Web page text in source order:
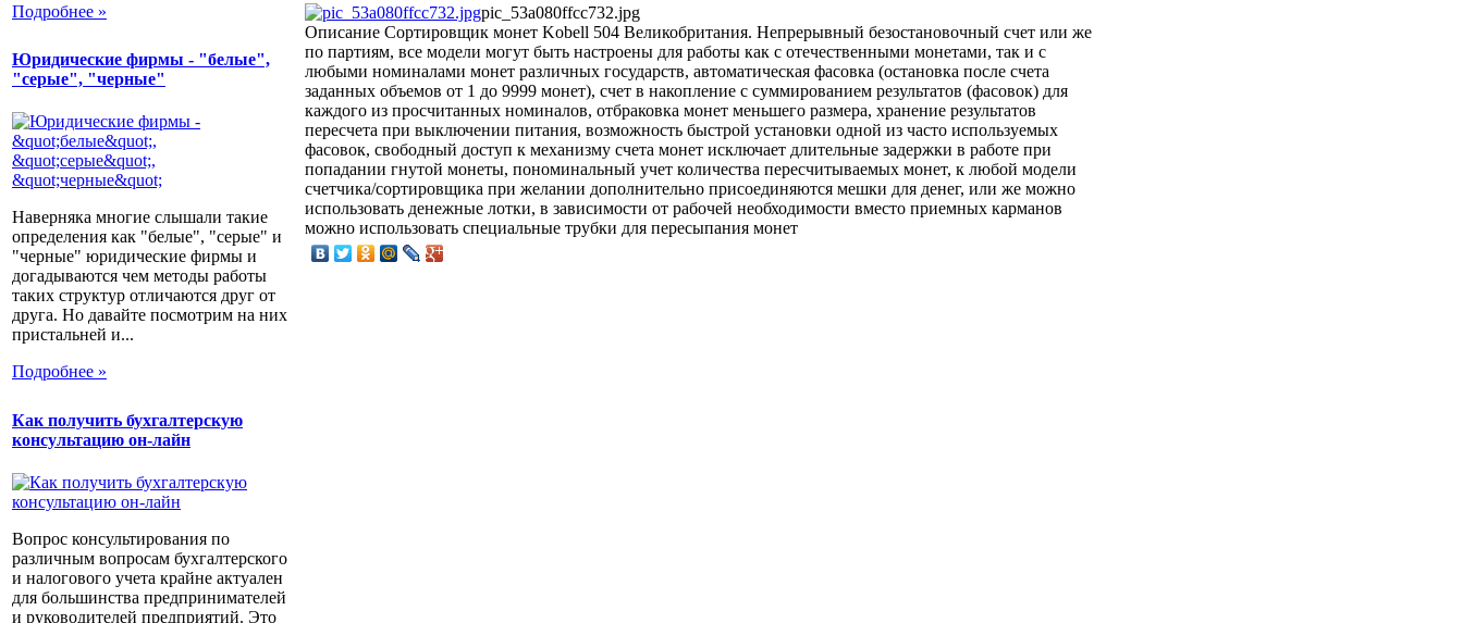
Подробнее »
Юридические фирмы - "белые",
"серые", "черные"
Наверняка многие слышали такие
определения как "белые", "серые" и
"черные" юридические фирмы и
догадываются чем методы работы
таких структур отличаются друг от
друга. Но давайте посмотрим на них
пристальней и...
Подробнее »
Как получить бухгалтерскую
консультацию он-лайн
Вопрос консультирования по
различным вопросам бухгалтерского
и налогового учета крайне актуален
для большинства предпринимателей
и руководителей предприятий. Это
pic_53a080ffcc732.jpg
Описание Сортировщик монет Kobell 504 Великобритания. Непрерывный безостановочный счет или же
по партиям, все модели могут быть настроены для работы как с отечественными монетами, так и с
любыми номиналами монет различных государств, автоматическая фасовка (остановка после счета
заданных объемов от 1 до 9999 монет), счет в накопление с суммированием результатов (фасовок) для
каждого из просчитанных номиналов, отбраковка монет меньшего размера, хранение результатов
пересчета при выключении питания, возможность быстрой установки одной из часто используемых
фасовок, свободный доступ к механизму счета монет исключает длительные задержки в работе при
попадании гнутой монеты, пономинальный учет количества пересчитываемых монет, к любой модели
счетчика/сортировщика при желании дополнительно присоединяются мешки для денег, или же можно
использовать денежные лотки, в зависимости от рабочей необходимости вместо приемных карманов
можно использовать специальные трубки для пересыпания монет